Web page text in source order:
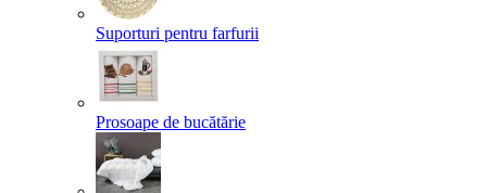
Suporturi pentru farfurii
Prosoape de bucătărie